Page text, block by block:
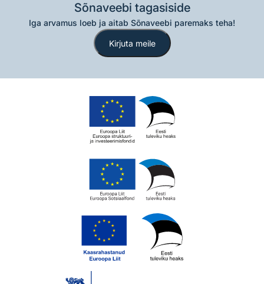
Sõnaveebi tagasiside
Iga arvamus loeb ja aitab Sõnaveebi paremaks teha!
Kirjuta meile